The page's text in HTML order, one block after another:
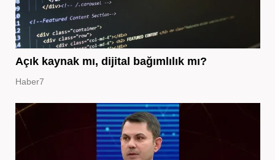
Açık kaynak mı, dijital bağımlılık mı?
Haber7